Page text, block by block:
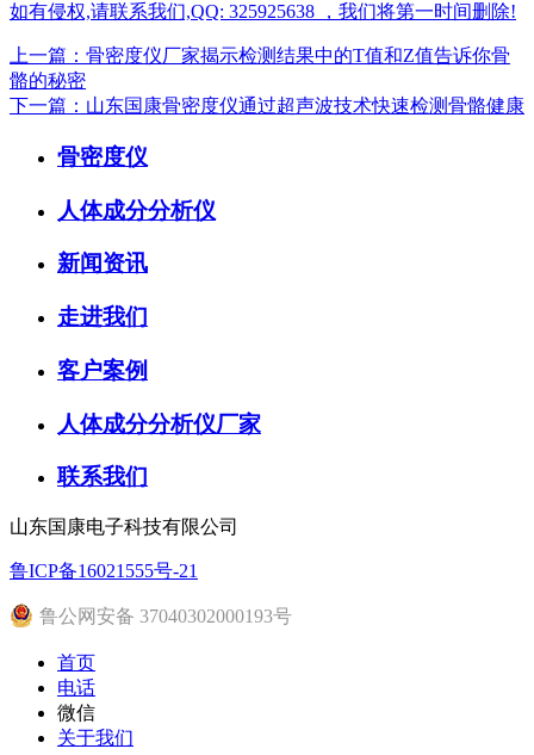
如有侵权,请联系我们,QQ: 325925638 ，我们将第一时间删除!
上一篇：骨密度仪厂家揭示检测结果中的T值和Z值告诉你骨
骼的秘密
下一篇：山东国康骨密度仪通过超声波技术快速检测骨骼健康
骨密度仪
人体成分分析仪
新闻资讯
走进我们
客户案例
人体成分分析仪厂家
联系我们
山东国康电子科技有限公司
鲁ICP备16021555号-21
鲁公网安备 37040302000193号
首页
电话
微信
关于我们